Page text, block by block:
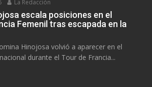
La Redacción
escala posiciones en el
Femenil tras escapada en la
Hinojosa volvió a aparecer en el
durante el Tour de Francia...